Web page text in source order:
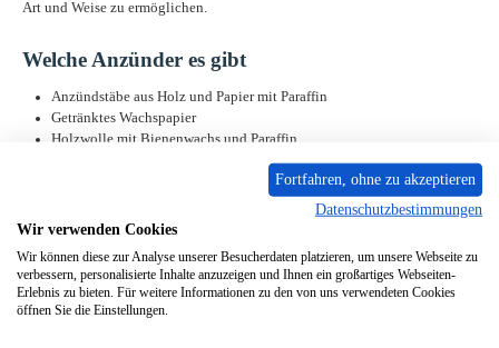
Art und Weise zu ermöglichen.
Welche Anzünder es gibt
Anzündstäbe aus Holz und Papier mit Paraffin
Getränktes Wachspapier
Holzwolle mit Bienenwachs und Paraffin
Diese Kaminanzünder gibt es in unterschiedlichen Formen und Qualitäten.
Jeder Nutzer macht wahrscheinlich andere Erfahrungen, so auch Oliver
Quetlich, den Sie in diesem Video sehen. Er schwört auf die Holzwolle, da
die anderen Varianten für ihn nicht den gewünschten Erfolg brachten.
Holzwolle ist bestens geeignet
Der große Vorteil der Holzwolle ist, dass dieser Anzünder nicht nur schnell
Fortfahren, ohne zu akzeptieren
Datenschutzbestimmungen
Wir verwenden Cookies
Wir können diese zur Analyse unserer Besucherdaten platzieren, um unsere Webseite zu
verbessern, personalisierte Inhalte anzuzeigen und Ihnen ein großartiges Webseiten-
Erlebnis zu bieten. Für weitere Informationen zu den von uns verwendeten Cookies
öffnen Sie die Einstellungen.